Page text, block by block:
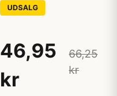
UDSALG
46,95
kr
66,25
kr